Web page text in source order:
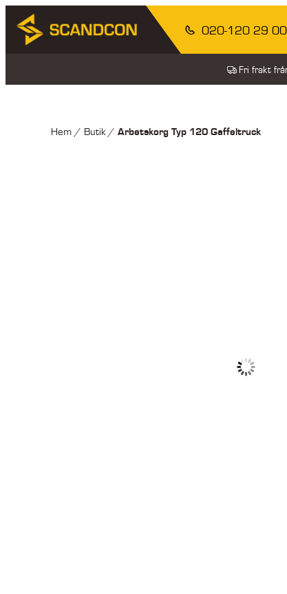
020-120 29 00
Fri frakt
Hem / Butik/Arbetskorg Typ 120 Gaffeltruck